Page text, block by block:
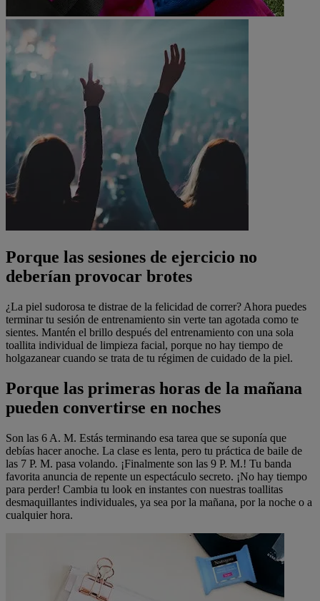
Porque las sesiones de ejercicio no
deberían provocar brotes
¿La piel sudorosa te distrae de la felicidad de correr? Ahora puedes
terminar tu sesión de entrenamiento sin verte tan agotada como te
sientes. Mantén el brillo después del entrenamiento con una sola
toallita individual de limpieza facial, porque no hay tiempo de
holgazanear cuando se trata de tu régimen de cuidado de la piel.
Porque las primeras horas de la mañana
pueden convertirse en noches
Son las 6 A. M. Estás terminando esa tarea que se suponía que
debías hacer anoche. La clase es lenta, pero tu práctica de baile de
las 7 P. M. pasa volando. ¡Finalmente son las 9 P. M.! Tu banda
favorita anuncia de repente un espectáculo secreto. ¡No hay tiempo
para perder! Cambia tu look en instantes con nuestras toallitas
desmaquillantes individuales, ya sea por la mañana, por la noche o a
cualquier hora.